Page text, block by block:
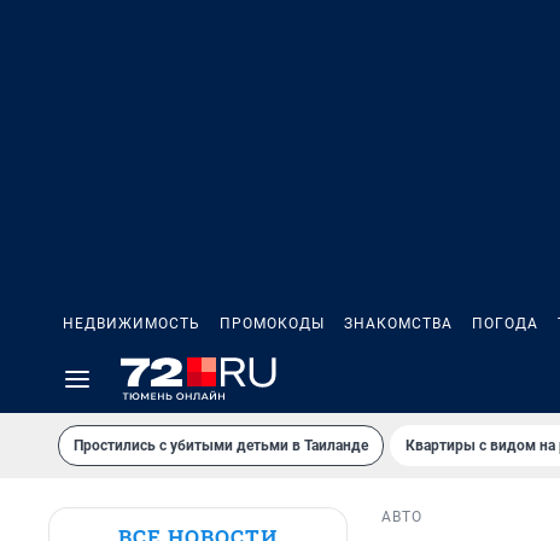
НЕДВИЖИМОСТЬ ПРОМОКОДЫ ЗНАКОМСТВА ПОГОДА
Простились с убитыми детьми в Таиланде Квартиры с видом на
АВТО